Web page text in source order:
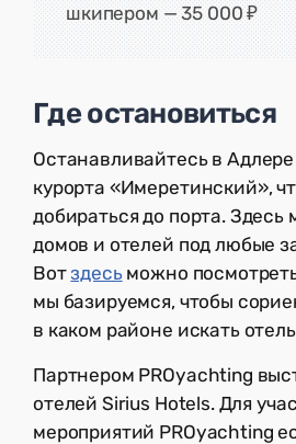
шкипером — 35 000 ₽
Где остановиться
Останавливайтесь в
курорта «Имеретинский»,
добираться до порта. Здесь
домов и отелей под любые
Вотздесьможно
мы базируемся, чтобы
в каком районе искать
Партнером PROyachting
отелей Sirius Hotels. Для
мероприятий PROyachting